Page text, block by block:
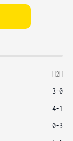
H2H
3-0
4-1
0-3